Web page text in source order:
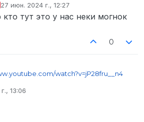
сюжета и появление такого
как “Джимми Донской Табак”,
27 июн. 2024 г., 12:27
отредактировано
кто тут это у нас неки могнок
0
watch?v=jP28fru__n4
сюжета и появление такого
из себя брата Джо
13:06